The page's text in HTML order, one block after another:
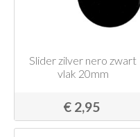
Slider zilver nero zwart
vlak 20mm
€ 2,95